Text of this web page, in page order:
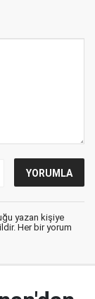
yazan kişiye
Her bir yorum